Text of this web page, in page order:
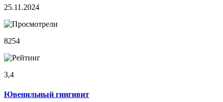
25.11.2024
8254
3,4
Ювенильный гингивит